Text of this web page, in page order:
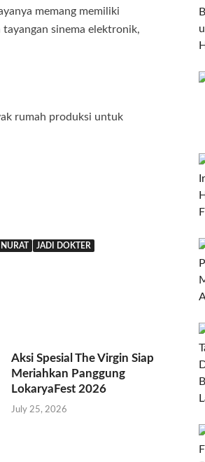
memang memiliki
sinema elektronik,
rumah produksi untuk
JADI DOKTER
Aksi Spesial The Virgin Siap
Meriahkan Panggung
LokaryaFest 2026
July 25, 2026